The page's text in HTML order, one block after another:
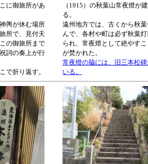
に御旅所があ
輿が休む場所
所で、見付天
の御旅所まで
詞の奏上が行
で折り返す。
（1915）の秋葉山常夜燈が
る。
遠州地方では、古くから秋
んで、各村や町は必ず秋葉
られ、常夜燈として絶やす
が焚かれた。
常夜燈の脇には、旧三本松
いる。